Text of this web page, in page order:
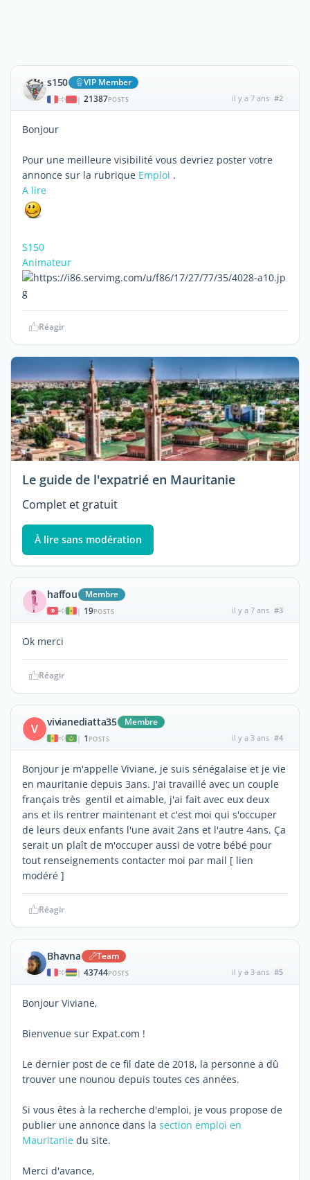
s150 VIP Member
| 21387POSTS il y a 7 ans #2
Bonjour
Pour une meilleure visibilité vous devriez poster votre
annonce sur la rubrique Emploi .
A lire
S150
Animateur
Réagir
Le guide de l'expatrié en Mauritanie
Complet et gratuit
À lire sans modération
haffou Membre
| 19POSTS il y a 7 ans #3
Ok merci
Réagir
V vivianediatta35 Membre
| 1 POSTS il y a 3 ans #4
Bonjour je m'appelle Viviane, je suis sénégalaise et je vie
en mauritanie depuis 3ans. J'ai travaillé avec un couple
français très gentil et aimable, j'ai fait avec eux deux
ans et ils rentrer maintenant et c'est moi qui s'occuper
de leurs deux enfants l'une avait 2ans et l'autre 4ans. Ça
serait un plaît de m'occuper aussi de votre bébé pour
tout renseignements contacter moi par mail [ lien
modéré ]
Réagir
Bhavna Team
| 43744POSTS il y a 3 ans #5
Bonjour Viviane,
Bienvenue sur Expat.com !
Le dernier post de ce fil date de 2018, la personne a dû
trouver une nounou depuis toutes ces années.
Si vous êtes à la recherche d'emploi, je vous propose de
publier une annonce dans la section emploi en
Mauritanie du site.
Merci d'avance,